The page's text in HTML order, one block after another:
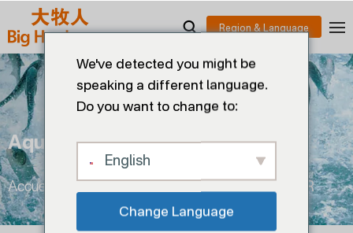
Aqua-Feeder Série R
Accueil Aquaculture > Aqua-feeder série R
We've detected you might be
speaking a different language.
Do you want to change to:
English
Change Language